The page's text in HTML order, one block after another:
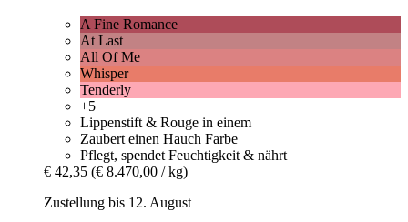
A Fine Romance
At Last
All Of Me
Whisper
Tenderly
+5
Lippenstift & Rouge in einem
Zaubert einen Hauch Farbe
Pflegt, spendet Feuchtigkeit & nährt
€ 42,35 (€ 8.470,00 / kg)
Zustellung bis 12. August